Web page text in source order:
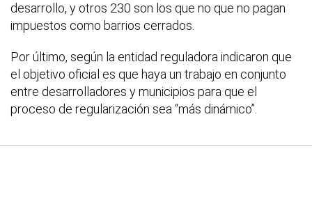
desarrollo, y otros 230 son los que no que no pagan
impuestos como barrios cerrados.
Por último, según la entidad reguladora indicaron que
el objetivo oficial es que haya un trabajo en conjunto
entre desarrolladores y municipios para que el
proceso de regularización sea “más dinámico”.